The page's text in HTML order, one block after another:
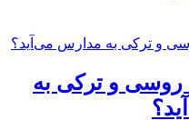
روسی و ترکی به